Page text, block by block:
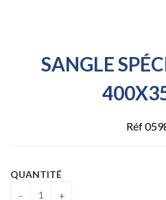
SANGLE
Réf
QUANTITÉ